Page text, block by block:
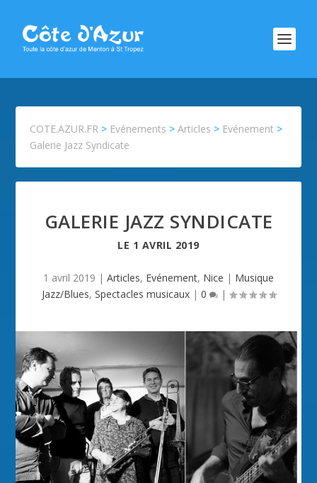
COTE.AZUR.FR > Evénements >Articles > Evénement >
Galerie Jazz Syndicate
GALERIE JAZZ SYNDICATE
LE 1 AVRIL 2019
1 avril 2019 | Articles, Evénement, Nice | Musique
Jazz/Blues, Spectacles musicaux| 0 |